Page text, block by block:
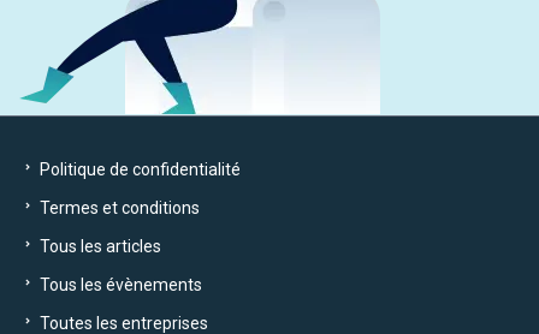
Politique de confidentialité
Termes et conditions
Tous les articles
Tous les évènements
Toutes les entreprises